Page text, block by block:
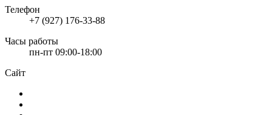
Телефон
+7 (927) 176-33-88
Часы работы
пн-пт 09:00-18:00
Сайт